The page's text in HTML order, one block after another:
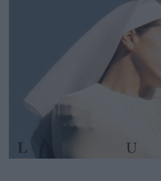
Mitjà associat